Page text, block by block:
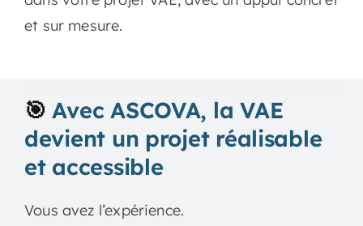
et sur mesure.
🎯Avec ASCOVA, la VAE
devient un projet réalisable
et accessible
Vous avez l’expérience.